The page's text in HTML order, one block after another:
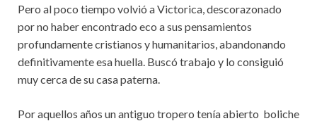
Pero al poco tiempo volvió a Victorica, descorazonado
por no haber encontrado eco a sus pensamientos
profundamente cristianos y humanitarios, abandonando
definitivamente esa huella. Buscó trabajo y lo consiguió
muy cerca de su casa paterna.
Por aquellos años un antiguo tropero tenía abierto boliche